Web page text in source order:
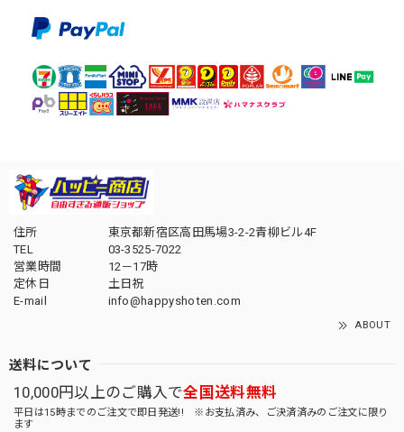
住所
東京都新宿区高田馬場3-2-2青柳ビル4F
TEL
03-3525-7022
営業時間
12－17時
定休日
土日祝
E-mail
info@happyshoten.com
ABOUT
送料について
10,000円以上のご購入で全国送料無料
平日は15時までのご注文で即日発送!! ※お支払済み、ご決済済みのご注文に限り
ます